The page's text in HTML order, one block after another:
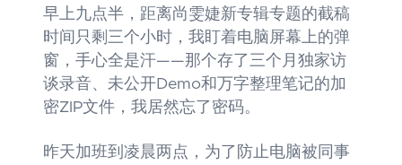
早上九点半，距离尚雯婕新专辑专题的截稿
时间只剩三个小时，我盯着电脑屏幕上的弹
窗，手心全是汗——那个存了三个月独家访
谈录音、未公开Demo和万字整理笔记的加
密ZIP文件，我居然忘了密码。
昨天加班到凌晨两点，为了防止电脑被同事